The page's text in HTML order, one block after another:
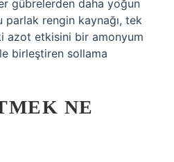
gübrelerden daha yoğun
parlak rengin kaynağı, tek
azot etkisini bir amonyum
birleştiren sollama
NE